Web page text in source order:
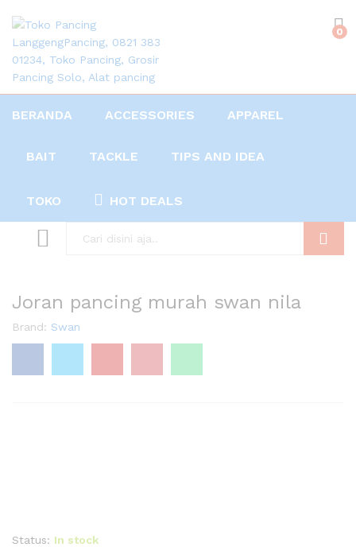
0
BERANDA ACCESSORIES APPAREL
BAIT TACKLE TIPS AND IDEA
TOKO HOT DEALS
Joran pancing murah swan nila
Brand: Swan
Status: In stock